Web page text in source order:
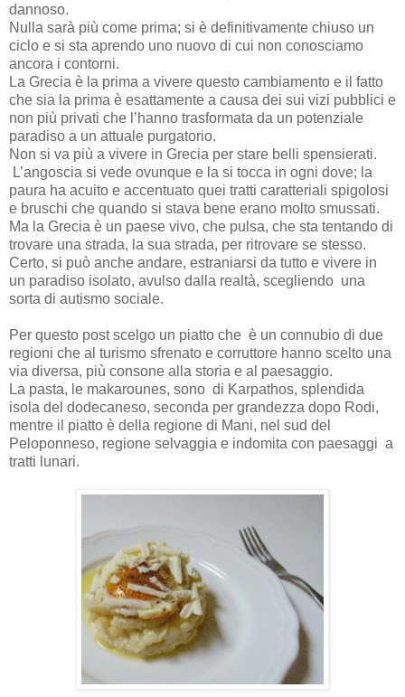
dannoso.
Nulla sarà più come prima; si è definitivamente chiuso un
ciclo e si sta aprendo uno nuovo di cui non conosciamo
ancora i contorni.
La Grecia è la prima a vivere questo cambiamento e il fatto
che sia la prima è esattamente a causa dei sui vizi pubblici e
non più privati che l’hanno trasformata da un potenziale
paradiso a un attuale purgatorio.
Non si va più a vivere in Grecia per stare belli spensierati.
L’angoscia si vede ovunque e la si tocca in ogni dove; la
paura ha acuito e accentuato quei tratti caratteriali spigolosi
e bruschi che quando si stava bene erano molto smussati.
Ma la Grecia è un paese vivo, che pulsa, che sta tentando di
trovare una strada, la sua strada, per ritrovare se stesso.
Certo, si può anche andare, estraniarsi da tutto e vivere in
un paradiso isolato, avulso dalla realtà, scegliendo una
sorta di autismo sociale.
Per questo post scelgo un piatto che è un connubio di due
regioni che al turismo sfrenato e corruttore hanno scelto una
via diversa, più consone alla storia e al paesaggio.
La pasta, le makarounes, sono di Karpathos, splendida
isola del dodecaneso, seconda per grandezza dopo Rodi,
mentre il piatto è della regione di Mani, nel sud del
Peloponneso, regione selvaggia e indomita con paesaggi a
tratti lunari.